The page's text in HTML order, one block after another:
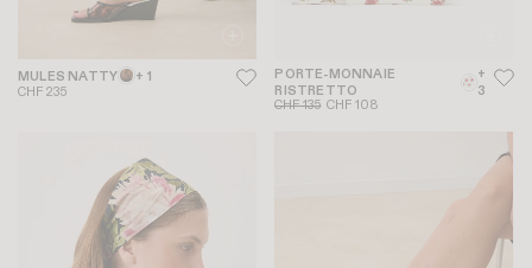
MULES NATTY + 1
CHF 235
PORTE-MONNAIE
RISTRETTO
+
3
CHF 135 CHF 108